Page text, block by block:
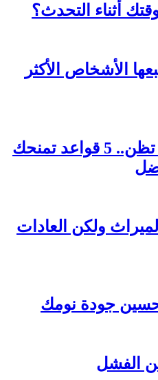
أثناء التحدث؟
الأشخاص الأكثر
لست مشغولًا كما تظن.. 5 قواعد تمنحك
ولكن العادات